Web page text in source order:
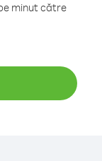
minut către